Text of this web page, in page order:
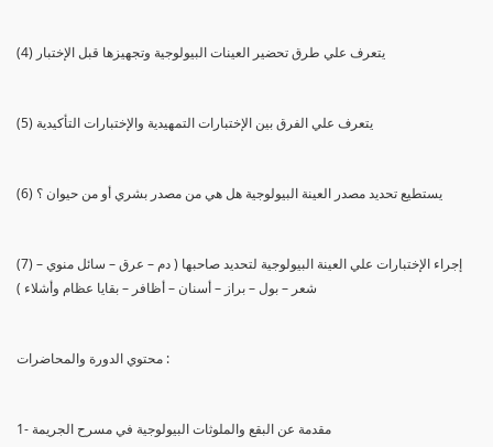
(4) يتعرف علي طرق تحضير العينات البيولوجية وتجهيزها قبل الإختبار
(5) يتعرف علي الفرق بين الإختبارات التمهيدية والإختبارات التأكيدية
(6) يستطيع تحديد مصدر العينة البيولوجية هل هي من مصدر بشري أو من حيوان ؟
(7) إجراء الإختبارات علي العينة البيولوجية لتحديد صاحبها ( دم – عرق – سائل منوي –
شعر – بول – براز – أسنان – أظافر – بقايا عظام وأشلاء )
محتوي الدورة والمحاضرات :
1- مقدمة عن البقع والملوثات البيولوجية في مسرح الجريمة